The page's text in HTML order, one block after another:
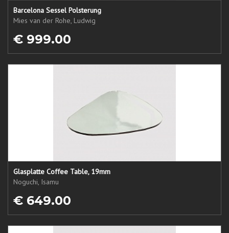
Barcelona Sessel Polsterung
Mies van der Rohe, Ludwig
€ 999.00
Glasplatte Coffee Table, 19mm
Noguchi, Isamu
€ 649.00